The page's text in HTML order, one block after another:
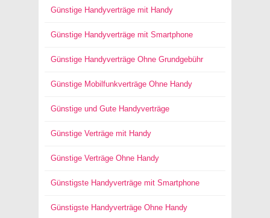
Günstige Handyverträge mit Handy
Günstige Handyverträge mit Smartphone
Günstige Handyverträge Ohne Grundgebühr
Günstige Mobilfunkverträge Ohne Handy
Günstige und Gute Handyverträge
Günstige Verträge mit Handy
Günstige Verträge Ohne Handy
Günstigste Handyverträge mit Smartphone
Günstigste Handyverträge Ohne Handy